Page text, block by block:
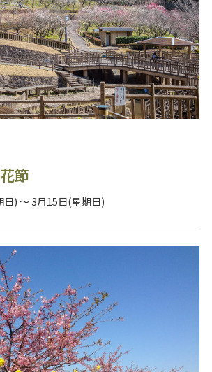
節
) ～ 3月15日(星期日)